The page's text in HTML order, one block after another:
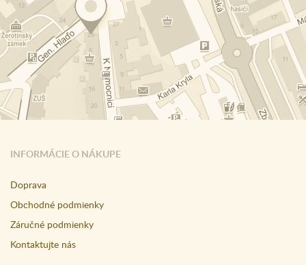
INFORMÁCIE O NÁKUPE
Doprava
Obchodné podmienky
Záručné podmienky
Kontaktujte nás